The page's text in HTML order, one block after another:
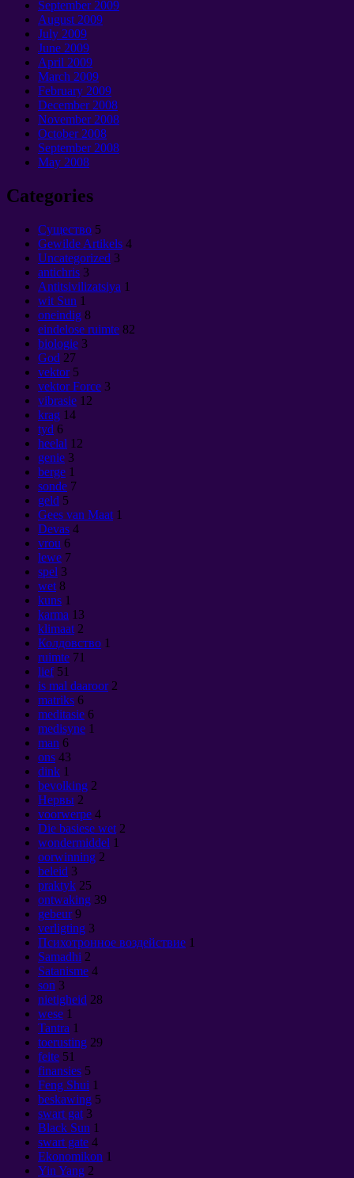
September 2009
August 2009
July 2009
June 2009
April 2009
March 2009
February 2009
December2008
November2008
October2008
September 2008
May 2008
Categories
Cущество 5
Gewilde Artikels 4
Uncategorized 3
antichris 3
Antitsivilizatsiya 1
wit Sun 1
oneindig 8
eindelose ruimte 82
biologie 3
God 27
vektor 5
vektor Force 3
vibrasie 12
krag 14
tyd 6
heelal 12
genie 3
berge 1
sonde 7
geld 5
Gees van Maat 1
Devas 4
vrou 6
lewe 7
spel 3
wet 8
kuns 1
karma 13
klimaat 2
Колдовство 1
ruimte 71
lief 51
is mal daaroor 2
matriks 6
meditasie 6
medisyne 1
man 6
ons 43
dink 1
bevolking 2
Нервы 2
voorwerpe 4
Die basiese wet 2
wondermiddel 1
oorwinning 2
beleid 3
praktyk 25
ontwaking 39
gebeur 9
verligting 3
Психотронное воздействие 1
Samadhi 2
Satanisme 4
son 3
nietigheid 28
wese 1
Tantra 1
toerusting 29
feite 51
finansies 5
Feng Shui 1
beskawing 5
swart gat 3
Black Sun 1
swart gate 4
Ekonomikon 1
Yin Yang 2